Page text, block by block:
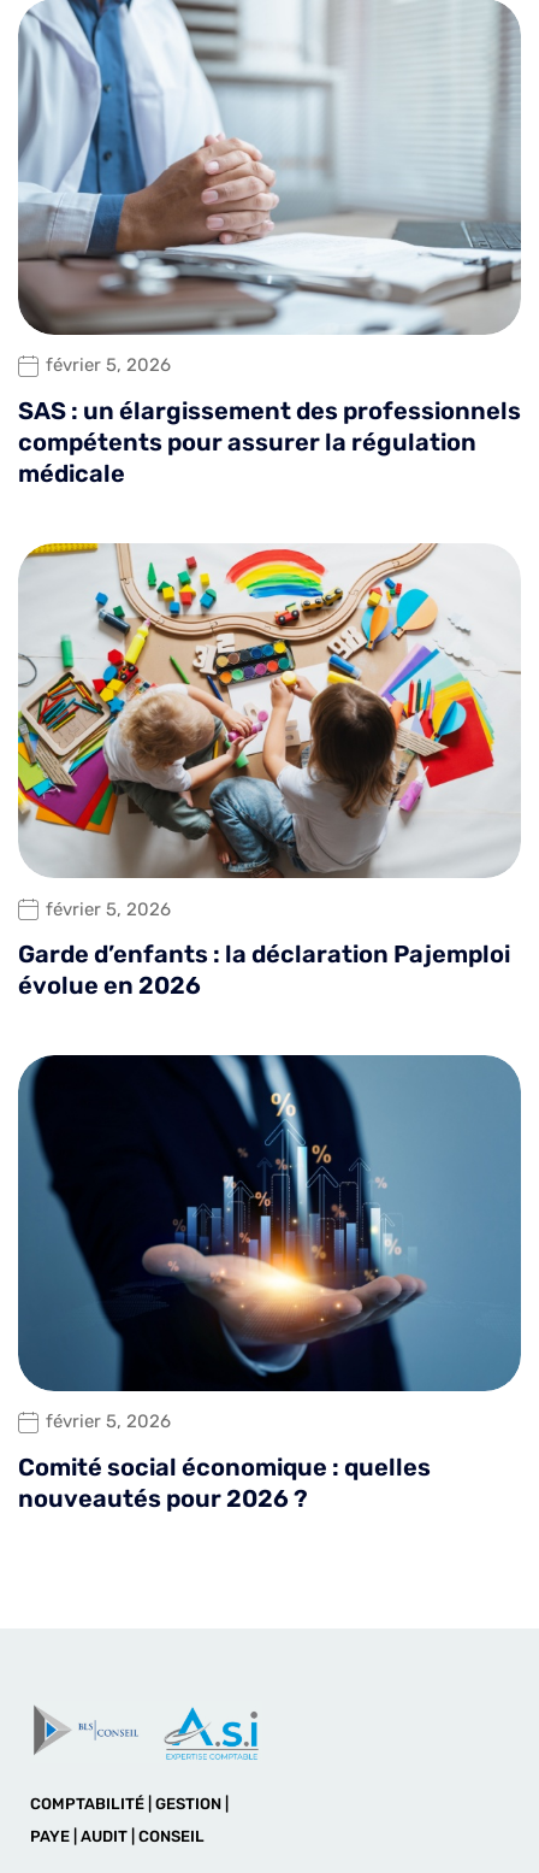
février 5, 2026
SAS : un élargissement des professionnels
compétents pour assurer la régulation
médicale
février 5, 2026
Garde d’enfants : la déclaration Pajemploi
évolue en 2026
février 5, 2026
Comité social économique : quelles
nouveautés pour 2026 ?
COMPTABILITÉ | GESTION |
PAYE | AUDIT | CONSEIL